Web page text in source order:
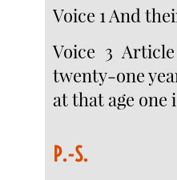
Voice 1 And
Voice 3
twenty-one
at that age one
P.-S.